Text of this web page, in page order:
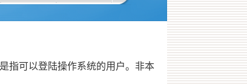
指可以登陆操作系统的用户。非本